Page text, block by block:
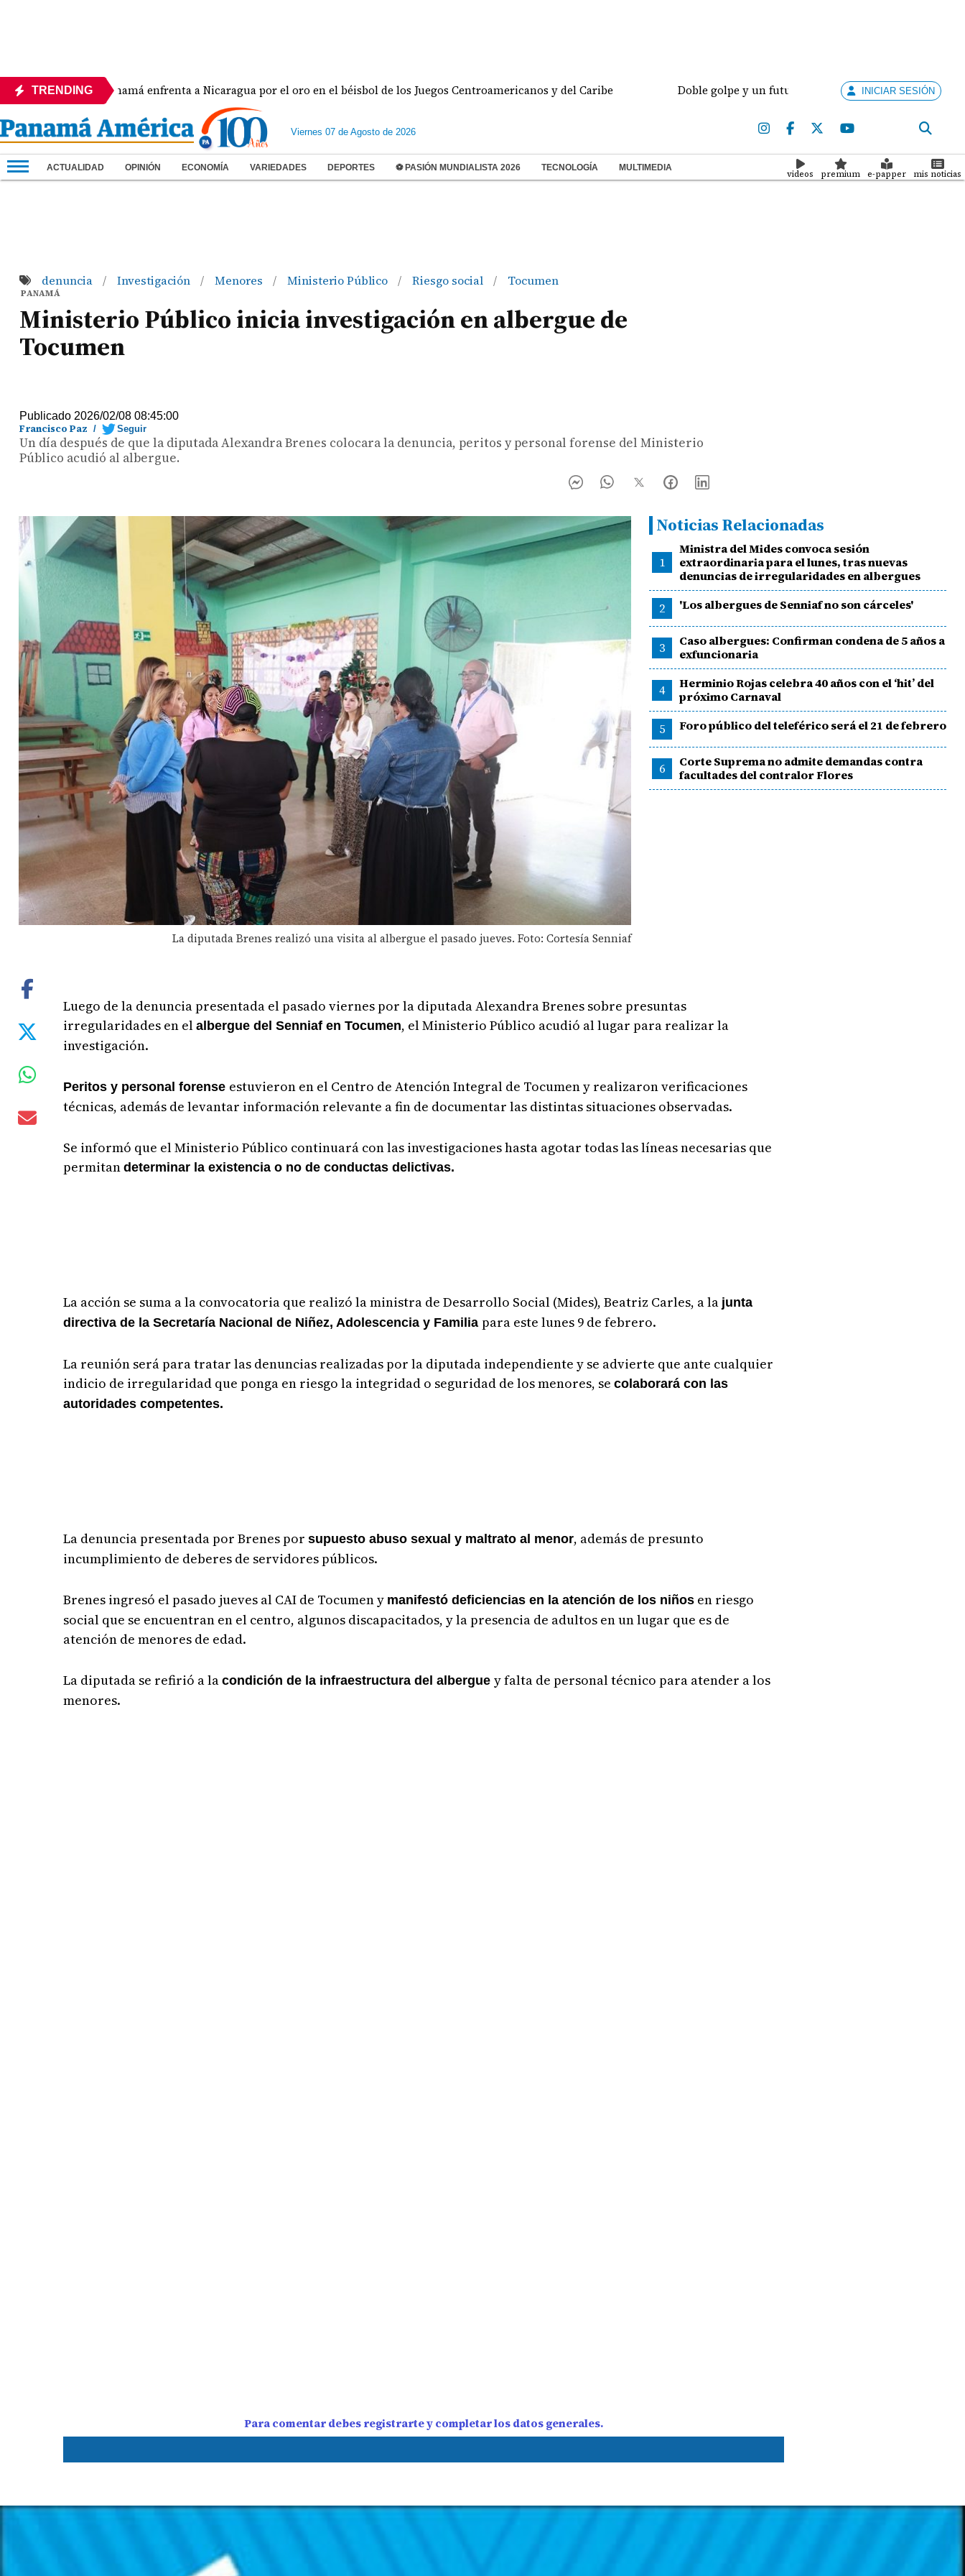
TRENDING
Panamá enfrenta a Nicaragua por el oro en el béisbol de los Juegos Centroamericanos y del Caribe Doble golpe y un futuro por revisar Meduca activa
INICIAR SESIÓN
Viernes 07 de Agosto de 2026
ACTUALIDAD OPINIÓN ECONOMÍA VARIEDADES DEPORTES ⚽ PASIÓN MUNDIALISTA 2026 TECNOLOGÍA MULTIMEDIA
videos premium e-papper mis noticias
denuncia / Investigación / Menores / Ministerio Público / Riesgo social / Tocumen
PANAMÁ
Ministerio Público inicia investigación en albergue de
Tocumen
Publicado 2026/02/08 08:45:00
Francisco Paz / Seguir
Un día después de que la diputada Alexandra Brenes colocara la denuncia, peritos y personal forense del Ministerio
Público acudió al albergue.
La diputada Brenes realizó una visita al albergue el pasado jueves. Foto: Cortesía Senniaf
Noticias Relacionadas
1
Ministra del Mides convoca sesión
extraordinaria para el lunes, tras nuevas
denuncias de irregularidades en albergues
2 'Los albergues de Senniaf no son cárceles'
3
Caso albergues: Confirman condena de 5 años a
exfuncionaria
4
Herminio Rojas celebra 40 años con el ‘hit’ del
próximo Carnaval
5 Foro público del teleférico será el 21 de febrero
6
Corte Suprema no admite demandas contra
facultades del contralor Flores
Luego de la denuncia presentada el pasado viernes por la diputada Alexandra Brenes sobre presuntas
irregularidades en elalbergue del Senniaf en Tocumen, el Ministerio Público acudió al lugar para realizar la
investigación.
Peritos y personal forense estuvieron en el Centro de Atención Integral de Tocumen y realizaron verificaciones
técnicas, además de levantar información relevante a fin de documentar las distintas situaciones observadas.
Se informó que el Ministerio Público continuará con las investigaciones hasta agotar todas las líneas necesarias que
permitandeterminar la existencia o no de conductas delictivas.
La acción se suma a la convocatoria que realizó la ministra de Desarrollo Social (Mides), Beatriz Carles, a la junta
directiva de la Secretaría Nacional de Niñez, Adolescencia y Familiapara este lunes 9 de febrero.
La reunión será para tratar las denuncias realizadas por la diputada independiente y se advierte que ante cualquier
indicio de irregularidad que ponga en riesgo la integridad o seguridad de los menores, secolaborará con las
autoridades competentes.
La denuncia presentada por Brenes porsupuesto abuso sexual y maltrato al menor, además de presunto
incumplimiento de deberes de servidores públicos.
Brenes ingresó el pasado jueves al CAI de Tocumen y manifestó deficiencias en la atención de los niños en riesgo
social que se encuentran en el centro, algunos discapacitados, y la presencia de adultos en un lugar que es de
atención de menores de edad.
La diputada se refirió a lacondición de la infraestructura del alberguey falta de personal técnico para atender a los
menores.
Para comentar debes registrarte y completar los datos generales.